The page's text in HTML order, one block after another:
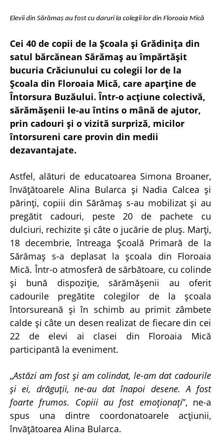
Elevii din Sărămaș au fost cu daruri la colegii lor din Floroaia Mică
Cei 40 de copii de la Școala și Grădinița din
satul bărcănean Sărămaș au împărtășit
bucuria Crăciunului cu colegii lor de la
Școala din Floroaia Mică, care aparține de
Întorsura Buzăului. Într-o acțiune colectivă,
sărămășenii le-au întins o mână de ajutor,
prin cadouri și o vizită surpriză, micilor
întorsureni care provin din medii
dezavantajate.
Astfel, alături de educatoarea Simona Broaner,
învățătoarele Alina Bularca și Nadia Calcea și
părinți, copiii din Sărămaș s-au mobilizat și au
pregătit cadouri, peste 20 de pachete cu
dulciuri, rechizite și câte o jucărie de pluș. Marți,
18 decembrie, întreaga Școală Primară de la
Sărămaș s-a deplasat la școala din Floroaia
Mică. Într-o atmosferă de sărbătoare, cu colinde
și bună dispoziție, sărămășenii au oferit
cadourile pregătite colegilor de la școala
întorsureană și în schimb au primit zâmbete
calde și câte un desen realizat de fiecare din cei
22 de elevi ai clasei din Floroaia Mică
participantă la eveniment.
„Astăzi am fost și am colindat, le-am dat cadourile
și ei, drăguții, ne-au dat înapoi desene. A fost
foarte frumos. Copiii au fost emoționați”, ne-a
spus una dintre coordonatoarele acțiunii,
învățătoarea Alina Bularca.